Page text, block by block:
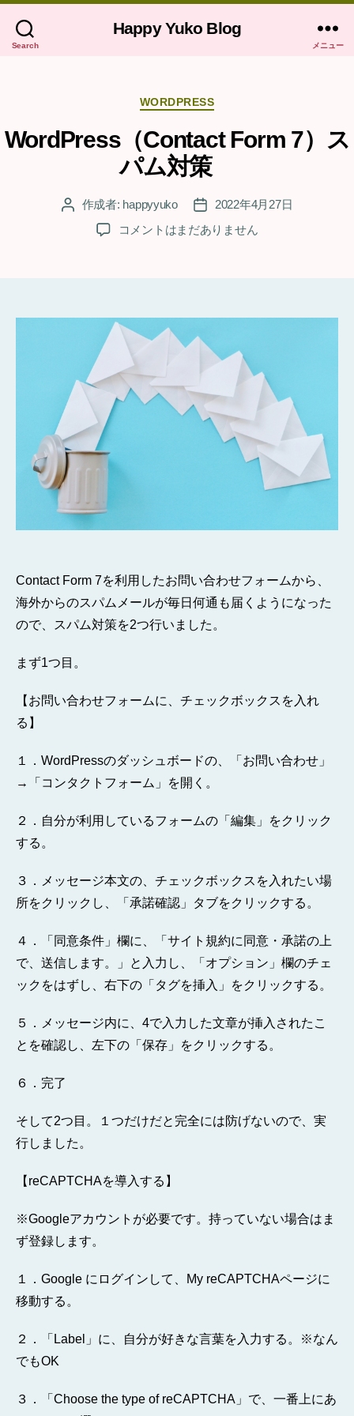
Search
Happy Yuko Blog
メニュー
カ
テ
ゴ
リ
ー
WORDPRESS
WordPress（Contact Form 7）ス
パム対策
投 作成者: happyyuko
投
稿
日
2022年4月27日
WordPress（Contact
ム
対
策
へ
の
コメントはまだありません
Contact Form 7を利用したお問い合わせフォームから、
海外からのスパムメールが毎日何通も届くようになった
ので、スパム対策を2つ行いました。
まず1つ目。
【お問い合わせフォームに、チェックボックスを入れ
る】
１．WordPressのダッシュボードの、「お問い合わせ」
→「コンタクトフォーム」を開く。
２．自分が利用しているフォームの「編集」をクリック
する。
３．メッセージ本文の、チェックボックスを入れたい場
所をクリックし、「承諾確認」タブをクリックする。
４．「同意条件」欄に、「サイト規約に同意・承諾の上
で、送信します。」と入力し、「オプション」欄のチェ
ックをはずし、右下の「タグを挿入」をクリックする。
５．メッセージ内に、4で入力した文章が挿入されたこ
とを確認し、左下の「保存」をクリックする。
６．完了
そして2つ目。１つだけだと完全には防げないので、実
行しました。
【reCAPTCHAを導入する】
※Googleアカウントが必要です。持っていない場合はま
ず登録します。
１．Google にログインして、My reCAPTCHAページに
移動する。
２．「Label」に、自分が好きな言葉を入力する。※なん
でもOK
３．「Choose the type of reCAPTCHA」で、一番上にあ